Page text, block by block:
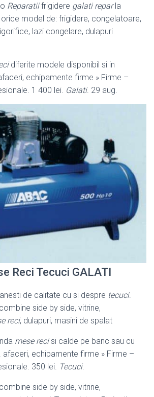
Reparatiifrigidere galati reparla
model de: frigidere, congelatoare,
lazi congelare, dulapuri
diferite modele disponibil si in
echipamente firme » Firme –
1 400 lei. Galati. 29 aug.
Reci Tecuci GALATI
de calitate cu si despre tecuci.
side by side, vitrine,
reci, dulapuri, masini de spalat
mese recisi calde pe banc sau cu
afaceri, echipamente firme » Firme –
350 lei. Tecuci.
side by side, vitrine,